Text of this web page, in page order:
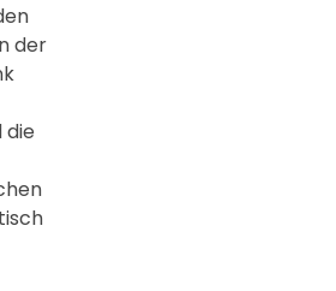
der
die